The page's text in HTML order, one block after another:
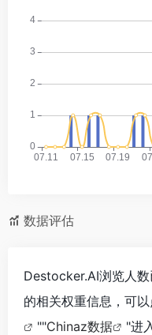
数据评估
Destocker.AI浏览人
的相关权重信息，可
""Chinaz数据
"进